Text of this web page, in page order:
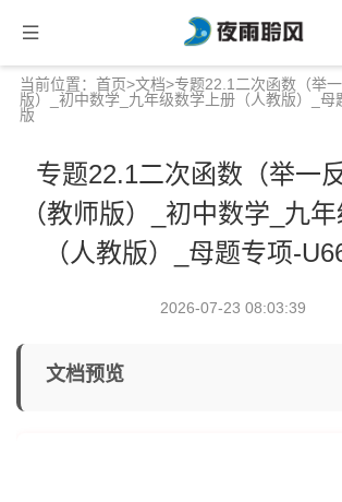
当前位置： 首页>文档>专题22.1二次函数（举
版）_初中数学_九年级数学上册（人教版）_母
版
专题22.1二次函数（举一
（教师版）_初中数学_九
（人教版）_母题专项-
2026-07-23 08:03:39
文档预览